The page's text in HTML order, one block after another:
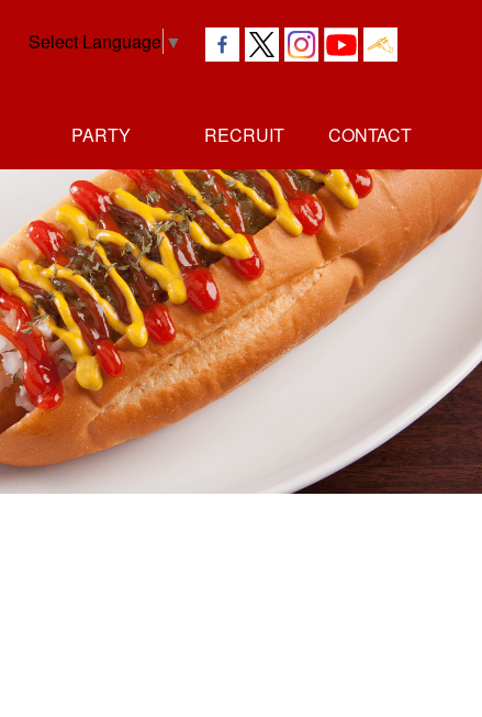
Select Language ▼
PARTY RECRUIT
社長
メッセージ
独立者
メッセージ
正社員
採用情報
アルバイト
採用情報
CONTACT